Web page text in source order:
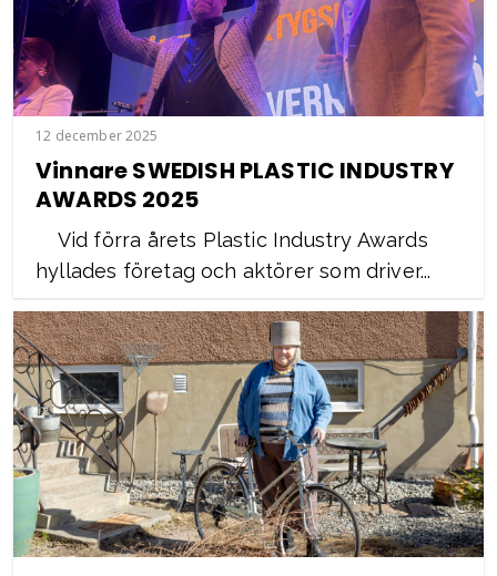
12 december 2025
Vinnare SWEDISH PLASTIC INDUSTRY
AWARDS 2025
Vid förra årets Plastic Industry Awards
hyllades företag och aktörer som driver...